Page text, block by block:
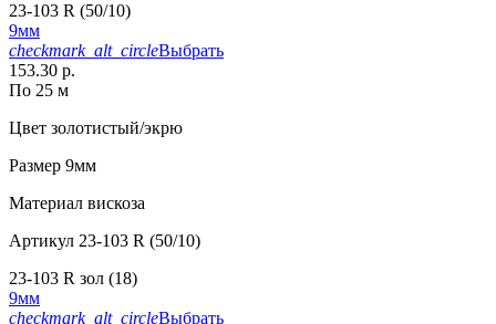
23-103 R (50/10)
9мм
checkmark_alt_circleВыбрать
153.30 р.
По 25 м
Цвет золотистый/экрю
Размер 9мм
Материал вискоза
Артикул 23-103 R (50/10)
23-103 R зол (18)
9мм
checkmark_alt_circleВыбрать